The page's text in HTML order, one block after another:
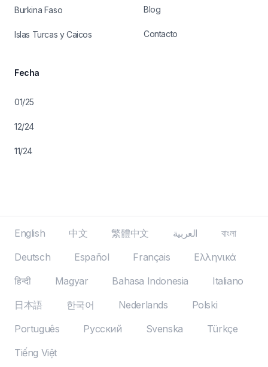
Burkina Faso
Islas Turcas y Caicos
Fecha
01/25
12/24
11/24
Blog
Contacto
English 中文 繁體中文 العربية
বাংলা
Deutsch
Español Français
Ελληνικά
हिन्दी
Magyar Bahasa Indonesia
Italiano
日本語
한국어 Nederlands
Polski
Português
Русский Svenska
Türkçe
Tiếng Việt